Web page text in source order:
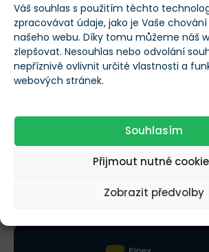
Váš souhlas s použitím těchto
zpracovávat údaje, jako je Vaše
našeho webu. Díky tomu můžeme náš
zlepšovat. Nesouhlas nebo odvolání
nepříznivě ovlivnit určité vlastnosti a
webových stránek.
Souhlasím
Přijmout nutné
Zobrazit předvolby
Rozebereme, odkud skutečně bere
její konkurenční příkop, proč může
lákat investory a za jakých podmínek
nenápadné stabilní sázky mohla stát
Pokud hledáte titul, který nemusí
tenhle rozbor byste neměli přeskočit.